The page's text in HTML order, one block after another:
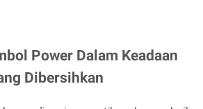
Power Dalam Keadaan
Dibersihkan